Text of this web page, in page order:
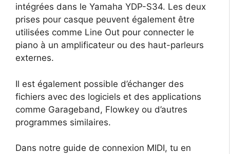
intégrées dans le Yamaha YDP-S34. Les deux
prises pour casque peuvent également être
utilisées comme Line Out pour connecter le
piano à un amplificateur ou des haut-parleurs
externes.
Il est également possible d’échanger des
fichiers avec des logiciels et des applications
comme Garageband, Flowkey ou d’autres
programmes similaires.
Dans notre guide de connexion MIDI, tu en